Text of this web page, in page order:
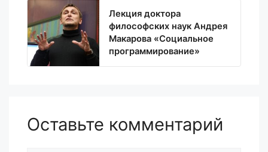
Лекция доктора
философских наук Андрея
Макарова «Социальное
программирование»
Оставьте комментарий